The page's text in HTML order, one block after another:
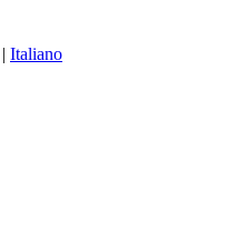
| Italiano